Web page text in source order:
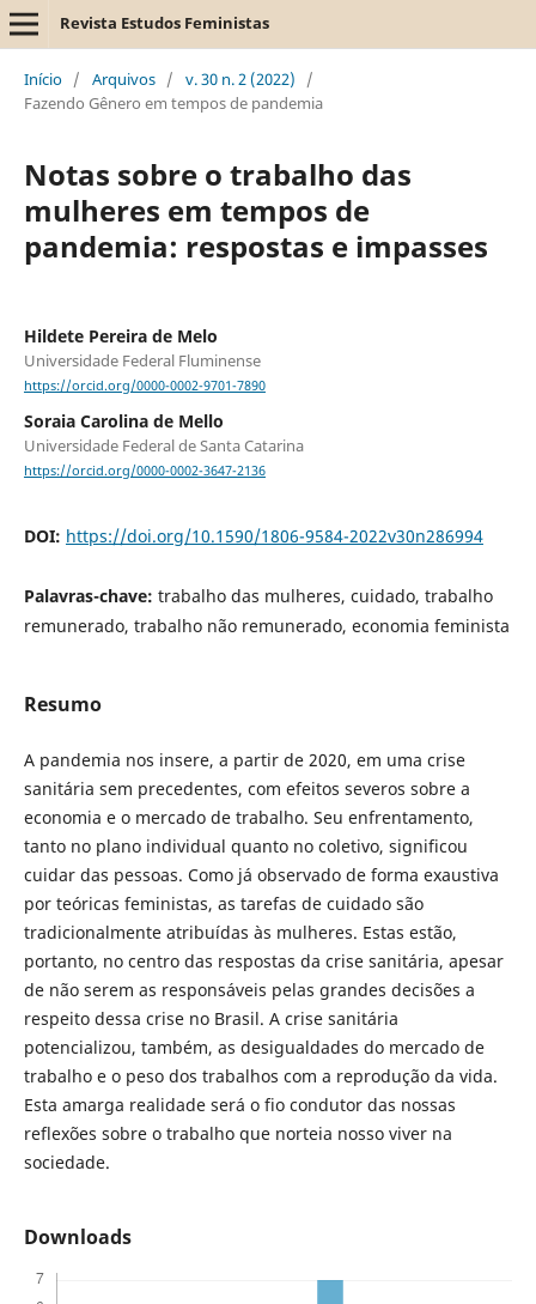
Revista Estudos Feministas
Início / Arquivos / v. 30 n. 2 (2022)
/
Fazendo Gênero em tempos de pandemia
Notas sobre o trabalho das
mulheres em tempos de
pandemia: respostas e impasses
Hildete Pereira de Melo
Universidade Federal Fluminense
https://orcid.org/0000-0002-9701-7890
Soraia Carolina de Mello
Universidade Federal de Santa Catarina
https://orcid.org/0000-0002-3647-2136
DOI: https://doi.org/10.1590/1806-9584-2022v30n286994
Palavras-chave: trabalho das mulheres, cuidado, trabalho
remunerado, trabalho não remunerado, economia feminista
Resumo
A pandemia nos insere, a partir de 2020, em uma crise
sanitária sem precedentes, com efeitos severos sobre a
economia e o mercado de trabalho. Seu enfrentamento,
tanto no plano individual quanto no coletivo, significou
cuidar das pessoas. Como já observado de forma exaustiva
por teóricas feministas, as tarefas de cuidado são
tradicionalmente atribuídas às mulheres. Estas estão,
portanto, no centro das respostas da crise sanitária, apesar
de não serem as responsáveis pelas grandes decisões a
respeito dessa crise no Brasil. A crise sanitária
potencializou, também, as desigualdades do mercado de
trabalho e o peso dos trabalhos com a reprodução da vida.
Esta amarga realidade será o fio condutor das nossas
reflexões sobre o trabalho que norteia nosso viver na
sociedade.
Downloads